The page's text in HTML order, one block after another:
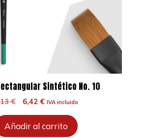
Sintético No. 10
€
El
original
era:
6,42 €El
actual
es:
IVA incluido
Añadir al carrito